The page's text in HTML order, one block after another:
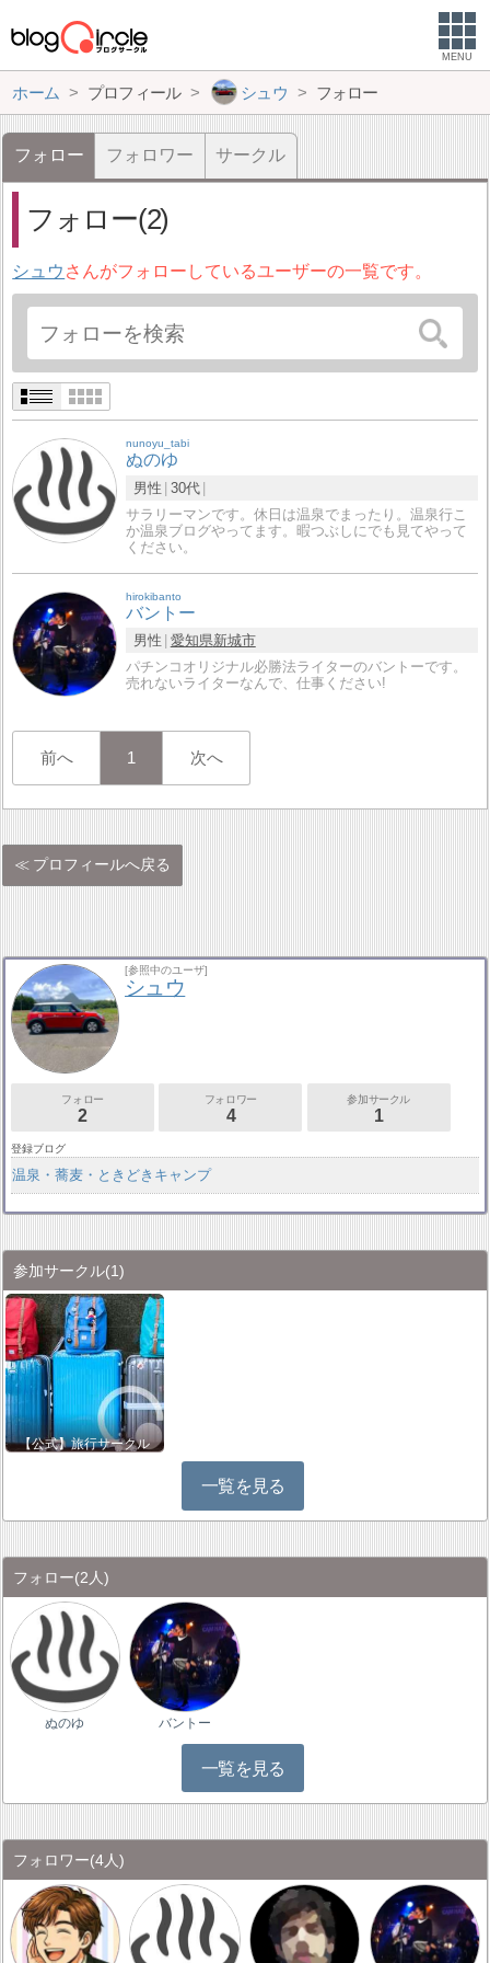
MENU
ホーム プロフィール シュウ フォロー
フォロー フォロワー サークル
フォロー(2)
シュウ さんがフォローしているユーザーの一覧です。
nunoyu_tabi
ぬのゆ
男性 30代
サラリーマンです。休日は温泉でまったり。温泉行こ
か温泉ブログやってます。暇つぶしにでも見てやって
ください。
hirokibanto
バントー
男性 愛知県新城市
パチンコオリジナル必勝法ライターのバントーです。
売れないライターなんで、仕事ください!
前へ 1 次へ
プロフィールへ戻る
[参照中のユーザ]
シュウ
フォロー
2
フォロワー
4
参加サークル
1
登録ブログ
温泉・蕎麦・ときどきキャンプ
参加サークル(1)
【公式】旅行サークル
一覧を見る
フォロー(2人)
ぬのゆ バントー
一覧を見る
フォロワー(4人)